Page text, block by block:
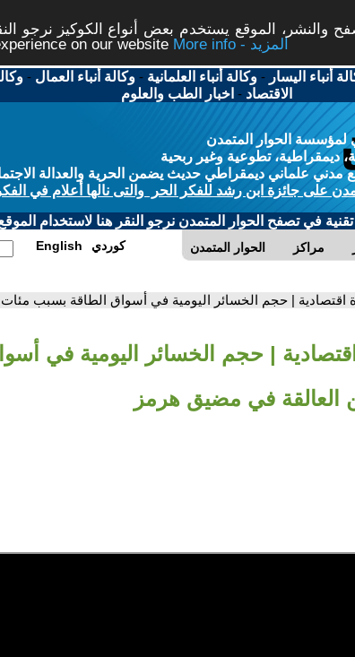
والنشر، الموقع يستخدم بعض أنواع الكوكيز نرجو
on our website
More info - المزيد
أنباء اليسار -وكالة أنباء العلمانية -وكالة أنباء العمال -
الاقتصاد - اخبار الطب والعلوم
لمؤسسة الحوار المتمدن
ديمقراطية، تطوعية وغير ربحية
علماني ديمقراطي حديث يضمن الحرية والعدالة
على جائزة ابن رشد للفكر الحر والتى نالها أعلام في
في تصفح الحوار المتمدن نرجو النقر هنا لاستخدام
الحوار المتمدن مراكز English كوردي
اقتصادية | حجم الخسائر اليومية في أسواق الطاقة بسبب
| حجم الخسائر اليومية في
في مضيق هرمز